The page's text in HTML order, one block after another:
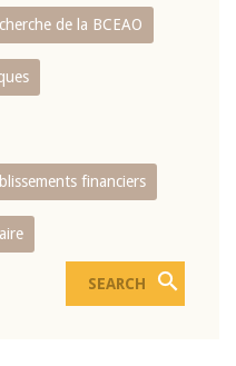
de la BCEAO
financiers